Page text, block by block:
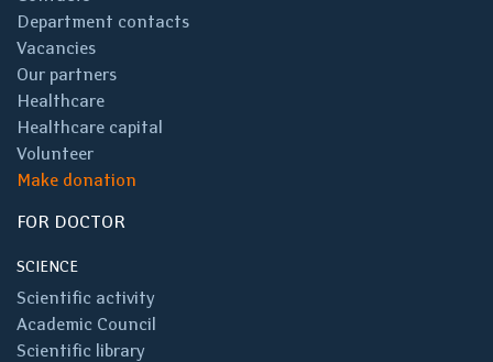
Department contacts
Vacancies
Our partners
Healthcare
Healthcare capital
Volunteer
Make donation
FOR DOCTOR
SCIENCE
Scientific activity
Academic Council
Scientific library